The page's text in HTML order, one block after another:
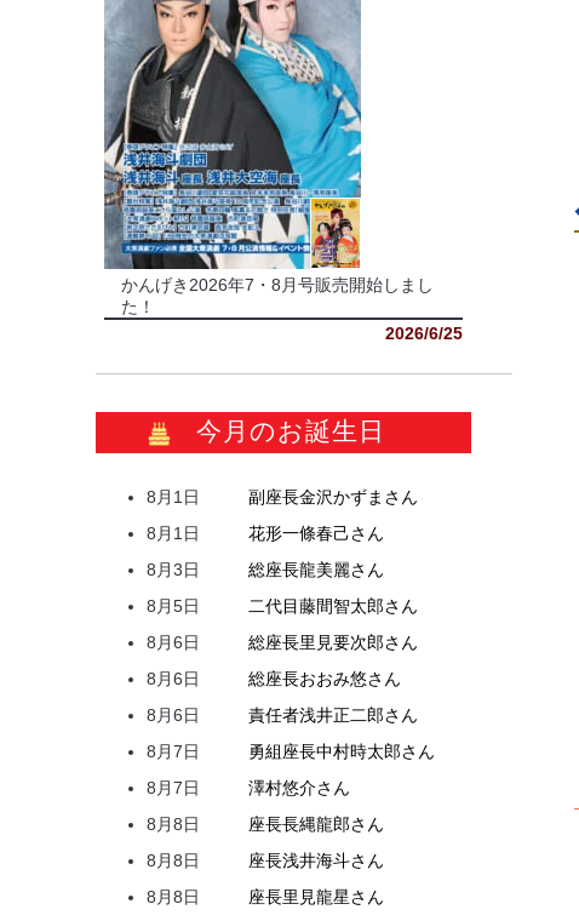
かんげき2026年7・8月号販売開始しまし
た！
2026/6/25
今月のお誕生日
8月1日 副座長金沢かずま さん
8月1日
花形一條春己さん
8月3日
総座長龍美麗さん
8月5日
二代目藤間智太郎さん
8月6日
総座長里見要次郎さん
8月6日
総座長おおみ悠さん
8月6日
責任者浅井正二郎さん
8月7日
勇組座長中村時太郎さん
8月7日
澤村悠介さん
8月8日
座長長縄龍郎さん
8月8日
座長浅井海斗さん
8月8日
座長里見龍星さん